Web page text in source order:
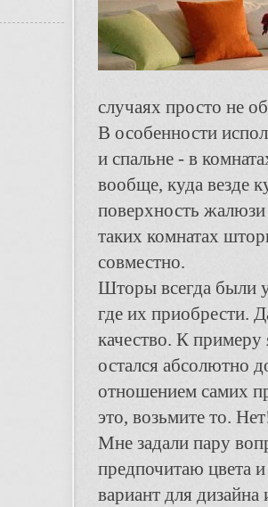
случаях просто не
В особенности
и спальне - в
вообще, куда везде
поверхность
таких комнатах
совместно.
Шторы всегда были
где их приобрести.
качество. К
остался абсолютно
отношением самих
это, возьмите то.
Мне задали пару
предпочитаю цвета
вариант для